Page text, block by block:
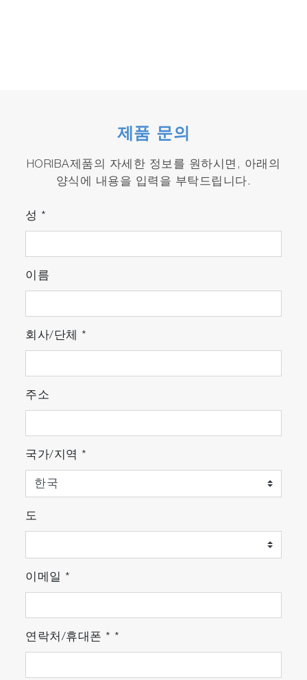
제품 문의
HORIBA제품의 자세한 정보를 원하시면, 아래의
양식에 내용을 입력을 부탁드립니다.
성 *
이름
회사/단체 *
주소
국가/지역 *
도
이메일 *
연락처/휴대폰 * *